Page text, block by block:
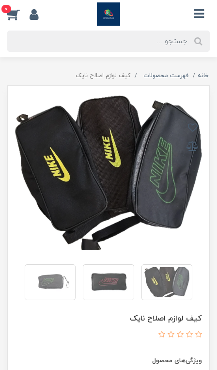
0
خانه فهرست محصولات کیف لوازم اصلاح نایک
کیف لوازم اصلاح نایک
ویژگی‌های محصول